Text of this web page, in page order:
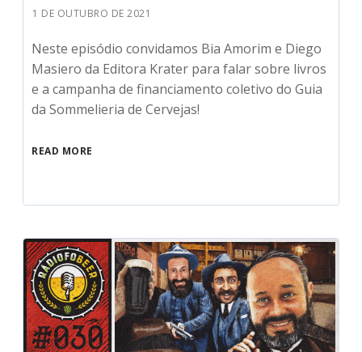
1 DE OUTUBRO DE 2021
Neste episódio convidamos Bia Amorim e Diego
Masiero da Editora Krater para falar sobre livros
e a campanha de financiamento coletivo do Guia
da Sommelieria de Cervejas!
READ MORE